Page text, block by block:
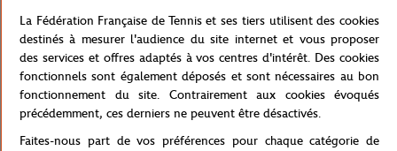
NEWSLETTER
EN VOUS ABONNANT À NOS NEWSLETTERS, NE LOUPEZ PLUS
NOS NOUVEAUTÉS, OFFRES SPÉCIALES ET EXCLUSIVITÉS.
La Fédération Française de Tennis et ses tiers utilisent des cookies
destinés à mesurer l'audience du site internet et vous proposer
des services et offres adaptés à vos centres d'intérêt. Des cookies
fonctionnels sont également déposés et sont nécessaires au bon
fonctionnement du site. Contrairement aux cookies évoqués
précédemment, ces derniers ne peuvent être désactivés.
Faites-nous part de vos préférences pour chaque catégorie de